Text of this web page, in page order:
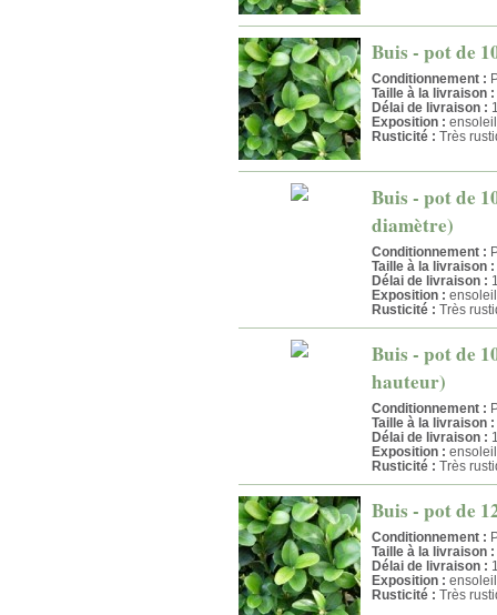
Buis - pot de
Conditionnement :
Taille à la livraison :
Délai de livraison :
Exposition :
Rusticité : Très
Buis - pot de
diamètre)
Conditionnement :
Taille à la livraison :
Délai de livraison :
Exposition :
Rusticité : Très
Buis - pot de
hauteur)
Conditionnement :
Taille à la livraison :
Délai de livraison :
Exposition :
Rusticité : Très
Buis - pot de
Conditionnement :
Taille à la livraison :
Délai de livraison :
Exposition :
Rusticité : Très